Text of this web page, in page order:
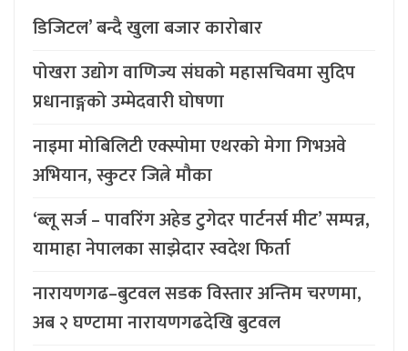
डिजिटल’ बन्दै खुला बजार कारोबार
पोखरा उद्योग वाणिज्य संघको महासचिवमा सुदिप
प्रधानाङ्गको उम्मेदवारी घोषणा
नाइमा मोबिलिटी एक्स्पोमा एथरको मेगा गिभअवे
अभियान, स्कुटर जित्ने मौका
‘ब्लू सर्ज – पावरिंग अहेड टुगेदर पार्टनर्स मीट’ सम्पन्न,
यामाहा नेपालका साझेदार स्वदेश फिर्ता
नारायणगढ–बुटवल सडक विस्तार अन्तिम चरणमा,
अब २ घण्टामा नारायणगढदेखि बुटवल